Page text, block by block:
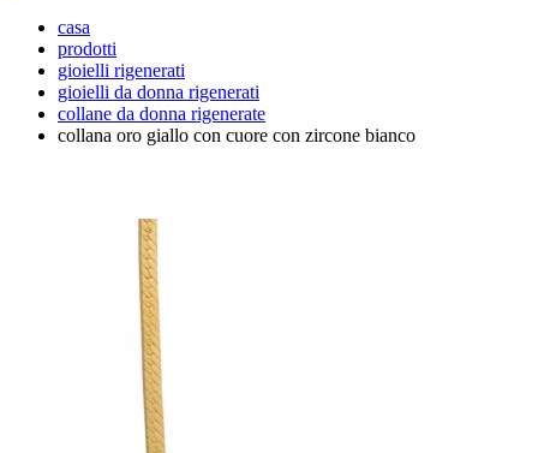
casa
prodotti
gioielli rigenerati
gioielli da donna rigenerati
collane da donna rigenerate
collana oro giallo con cuore con zircone bianco